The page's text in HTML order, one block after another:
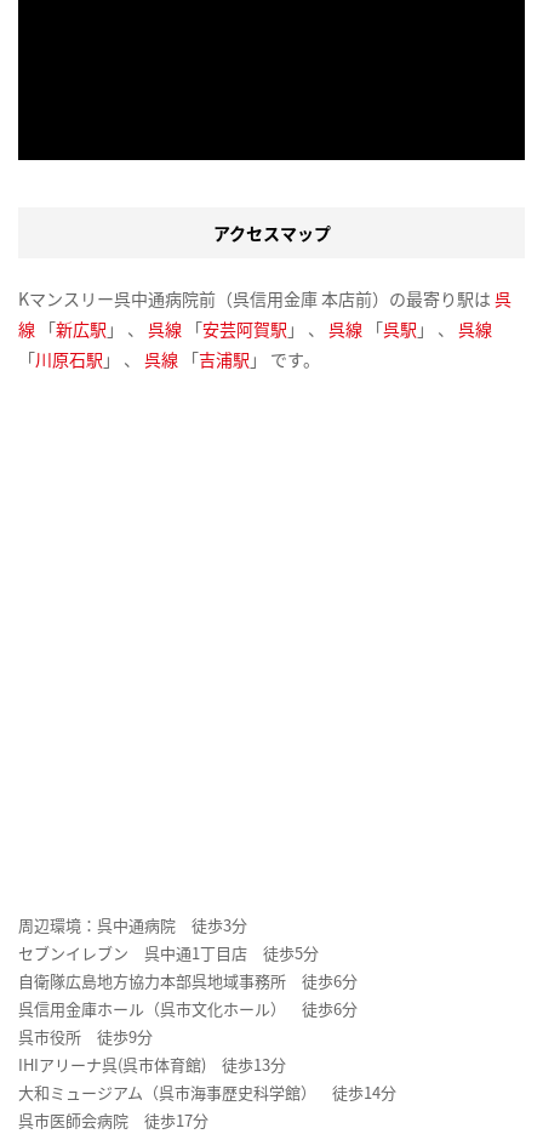
アクセスマップ
Kマンスリー呉中通病院前（呉信用金庫 本店前）の最寄り駅は 呉
線 「新広駅 」 、 呉線 「安芸阿賀駅 」 、 呉線 「呉駅 」 、 呉線
「川原石駅 」 、 呉線 「吉浦駅 」 です。
周辺環境：呉中通病院 徒歩3分
セブンイレブン 呉中通1丁目店 徒歩5分
自衛隊広島地方協力本部呉地域事務所 徒歩6分
呉信用金庫ホール（呉市文化ホール） 徒歩6分
呉市役所 徒歩9分
IHIアリーナ呉(呉市体育館) 徒歩13分
大和ミュージアム（呉市海事歴史科学館） 徒歩14分
呉市医師会病院 徒歩17分